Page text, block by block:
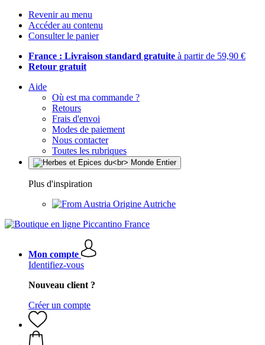
Revenir au menu
Accéder au contenu
Consulter le panier
France : Livraison standard gratuite à partir de 59,90 €
Retour gratuit
Aide
Où est ma commande ?
Retours
Frais d'envoi
Modes de paiement
Nous contacter
Toutes les rubriques
Plus d'inspiration
Origine Autriche
Mon compte
Identifiez-vous
Nouveau client ?
Créer un compte